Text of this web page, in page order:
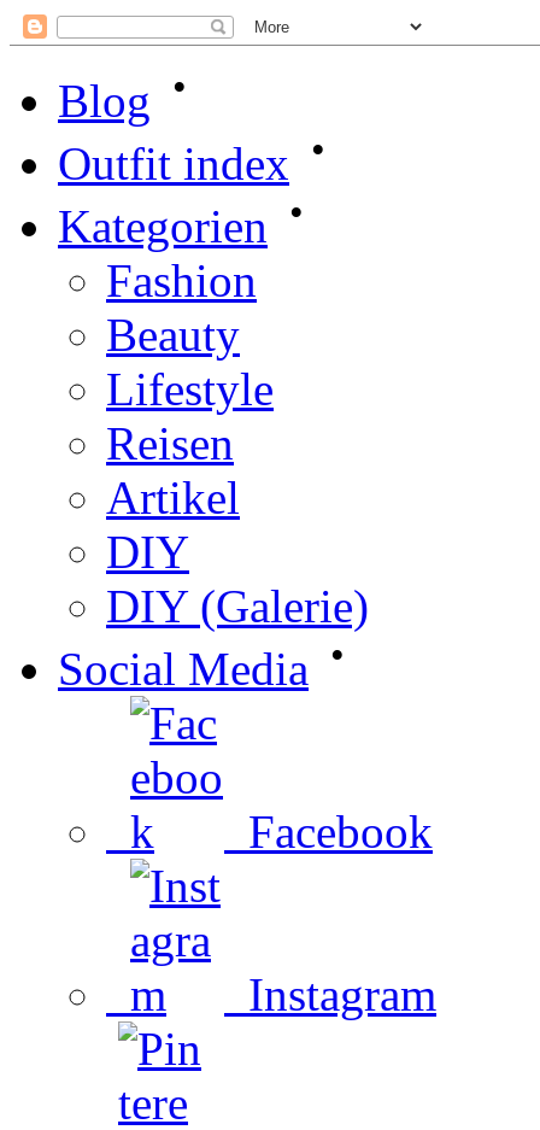
Blog •
Outfit index •
Kategorien •
Fashion
Beauty
Lifestyle
Reisen
Artikel
DIY
DIY (Galerie)
Social Media •
Facebook
Instagram